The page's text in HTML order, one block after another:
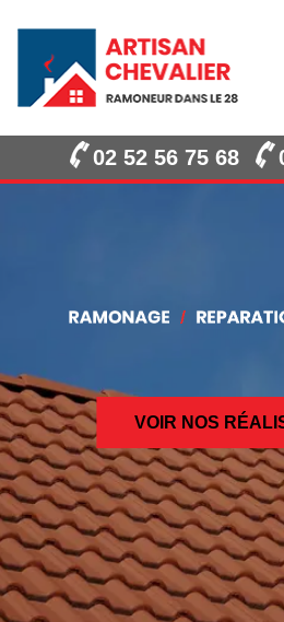
02 52 56 75 68
VOIR NOS